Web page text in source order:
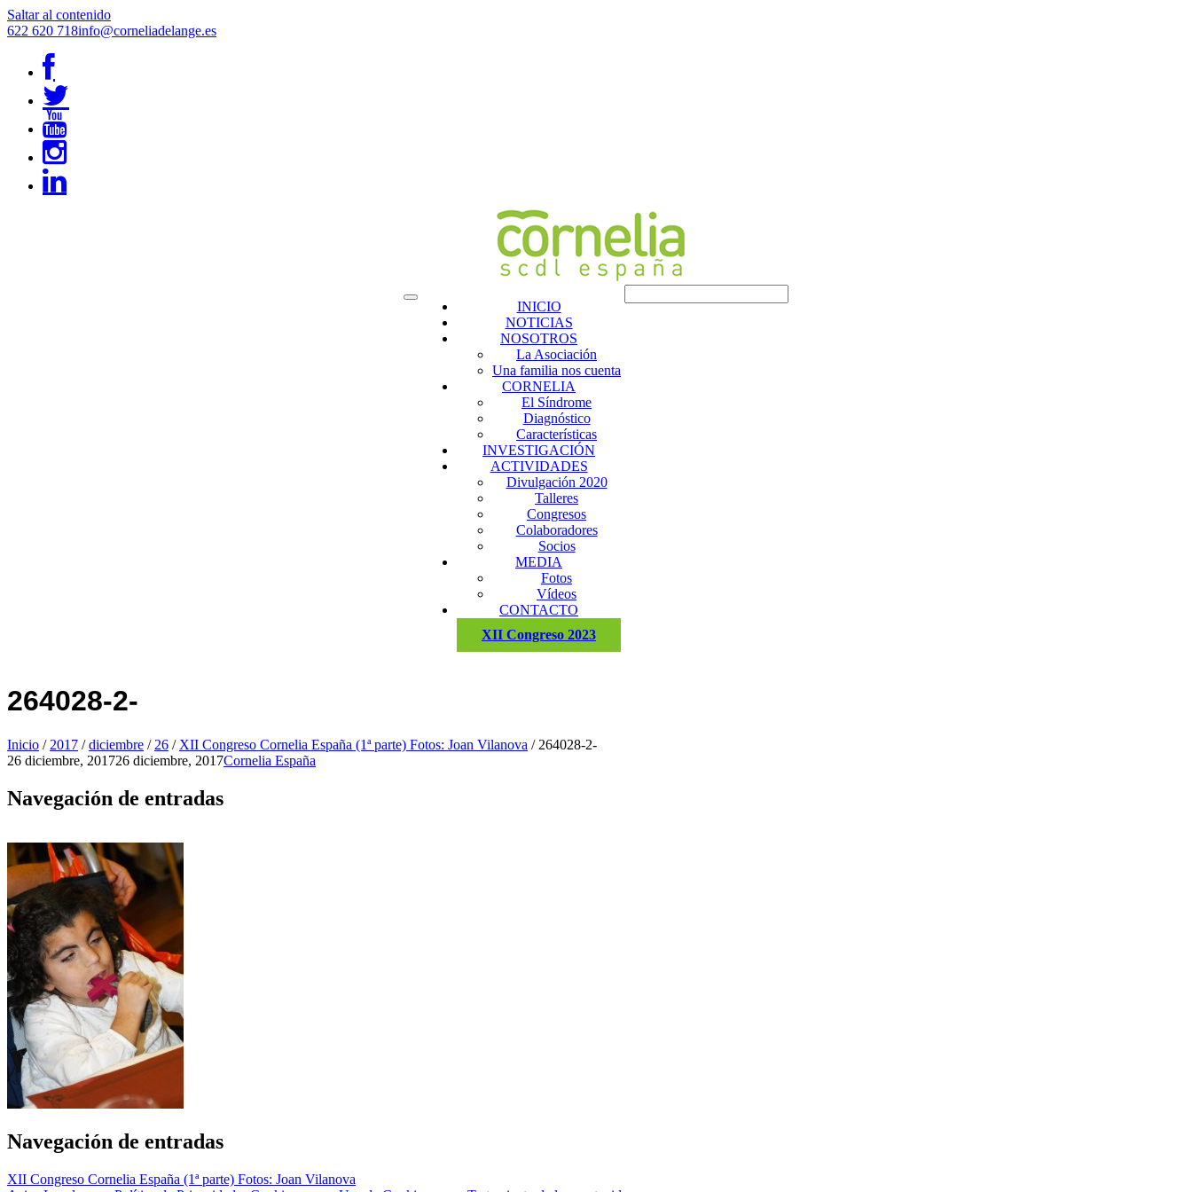
Saltar al contenido
622 620 718info@corneliadelange.es
INICIO
NOTICIAS
NOSOTROS
La Asociación
Una familia nos cuenta
CORNELIA
El Síndrome
Diagnóstico
Características
INVESTIGACIÓN
ACTIVIDADES
Divulgación 2020
Talleres
Congresos
Colaboradores
Socios
MEDIA
Fotos
Vídeos
CONTACTO
XII Congreso 2023
264028-2-
Inicio / 2017 / diciembre / 26 / XII Congreso Cornelia España (1ª parte) Fotos: Joan Vilanova / 264028-2-
26 diciembre, 201726 diciembre, 2017Cornelia España
Navegación de entradas
Navegación de entradas
XII Congreso Cornelia España (1ª parte) Fotos: Joan Vilanova